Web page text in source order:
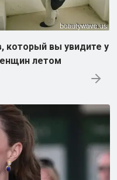
который вы увидите у
летом